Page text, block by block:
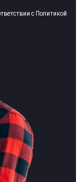
с Политикой